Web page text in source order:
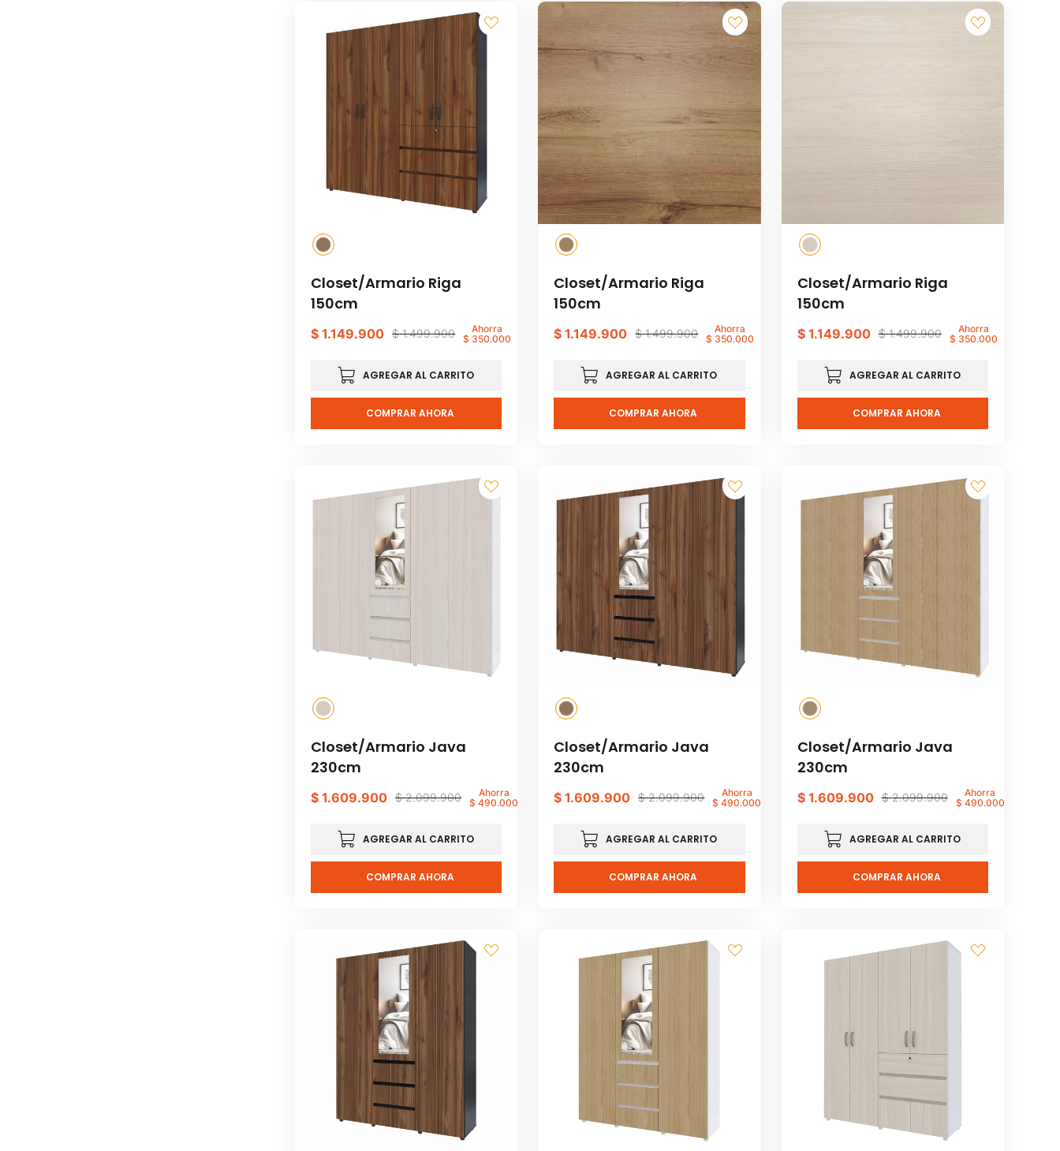
Closet/Armario Riga
150cm
$ 1.499.900
$ 1.149.900
Ahorra
$ 350.000
AGREGAR AL CARRITO
COMPRAR AHORA
Closet/Armario Riga
150cm
$ 1.499.900
$ 1.149.900
Ahorra
$ 350.000
AGREGAR AL CARRITO
COMPRAR AHORA
Closet/Armario Riga
150cm
$ 1.499.900
$ 1.149.900
Ahorra
$ 350.000
AGREGAR AL CARRITO
COMPRAR AHORA
Closet/Armario Java
230cm
$ 2.099.900
$ 1.609.900
Ahorra
$ 490.000
AGREGAR AL CARRITO
COMPRAR AHORA
Closet/Armario Java
230cm
$ 2.099.900
$ 1.609.900
Ahorra
$ 490.000
AGREGAR AL CARRITO
COMPRAR AHORA
Closet/Armario Java
230cm
$ 2.099.900
$ 1.609.900
Ahorra
$ 490.000
AGREGAR AL CARRITO
COMPRAR AHORA